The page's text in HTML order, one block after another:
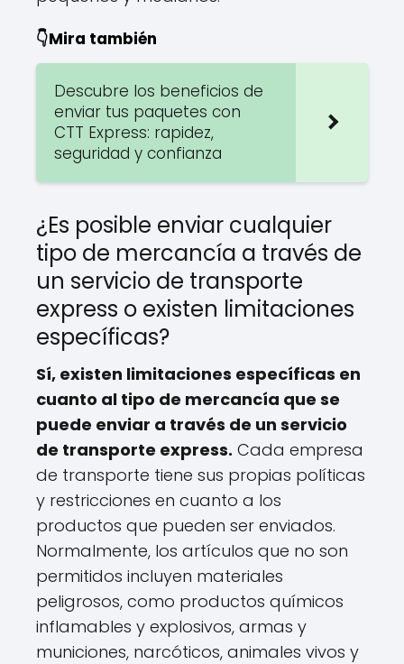
👇Mira también
Descubre los beneficios de
enviar tus paquetes con
CTT Express: rapidez,
seguridad y confianza
¿Es posible enviar cualquier
tipo de mercancía a través de
un servicio de transporte
express o existen limitaciones
específicas?
Sí, existen limitaciones específicas en
cuanto al tipo de mercancía que se
puede enviar a través de un servicio
de transporte express. Cada empresa
de transporte tiene sus propias políticas
y restricciones en cuanto a los
productos que pueden ser enviados.
Normalmente, los artículos que no son
permitidos incluyen materiales
peligrosos, como productos químicos
inflamables y explosivos, armas y
municiones, narcóticos, animales vivos y